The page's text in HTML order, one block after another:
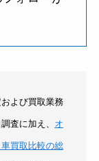
よび買取業務
査に加え、 オ
買取比較の総